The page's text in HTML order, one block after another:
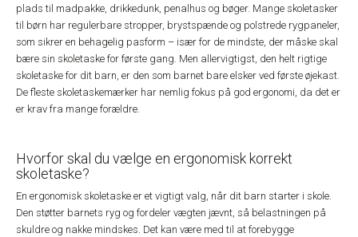
plads til madpakke, drikkedunk, penalhus og bøger. Mange skoletasker
til børn har regulerbare stropper, brystspænde og polstrede rygpaneler,
som sikrer en behagelig pasform – især for de mindste, der måske skal
bære sin skoletaske for første gang. Men allervigtigst, den helt rigtige
skoletaske for dit barn, er den som barnet bare elsker ved første øjekast.
De fleste skoletaskemærker har nemlig fokus på god ergonomi, da det er
er krav fra mange forældre.
Hvorfor skal du vælge en ergonomisk korrekt
skoletaske?
En ergonomisk skoletaske er et vigtigt valg, når dit barn starter i skole.
Den støtter barnets ryg og fordeler vægten jævnt, så belastningen på
skuldre og nakke mindskes. Det kan være med til at forebygge